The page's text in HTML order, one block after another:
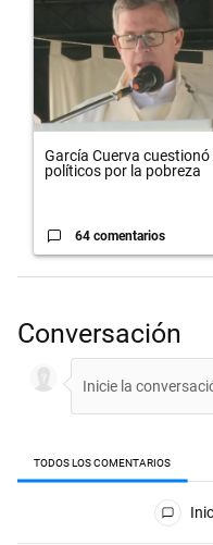
García Cuerva cuestionó
políticos por la pobreza
64 comentarios
Conversación
TODOS LOS COMENTARIOS
Todos los